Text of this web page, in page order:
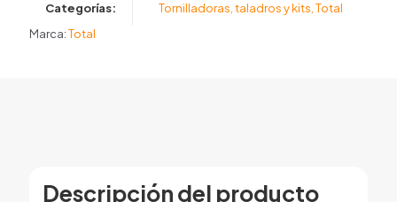
Categorías: Tornilladoras, taladros y kits Total
Marca:Total
Descripción del producto